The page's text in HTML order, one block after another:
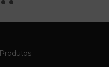
Produtos